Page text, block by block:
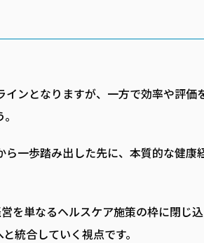
ンとなりますが、一方で効率や評価
一歩踏み出した先に、本質的な健康
を単なるヘルスケア施策の枠に閉じ
統合していく視点です。